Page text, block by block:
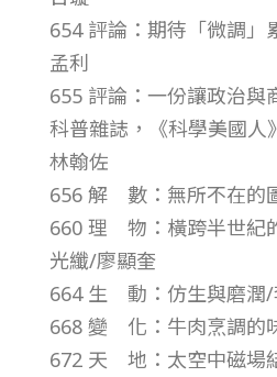
卷
第
9
期
–
總
654 評論：期待「微調」
孟利
655 評論：一份讓政治與
科普雜誌，《科學美國人
林翰佐
656 解 數：無所不在的
660 理 物：橫跨半世紀
光纖/廖顯奎
664 生 動：仿生與磨潤/
668 變 化：牛肉烹調的
672 天 地：太空中磁場